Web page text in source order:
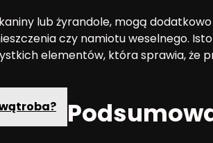
lub żyrandole, mogą
czy namiotu weselnego.
elementów, która sprawia, że